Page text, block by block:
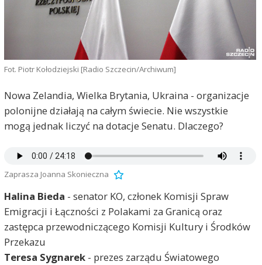
Fot. Piotr Kołodziejski [Radio Szczecin/Archiwum]
Nowa Zelandia, Wielka Brytania, Ukraina - organizacje
polonijne działają na całym świecie. Nie wszystkie
mogą jednak liczyć na dotacje Senatu. Dlaczego?
Zaprasza Joanna Skonieczna
Halina Bieda - senator KO, członek Komisji Spraw
Emigracji i Łączności z Polakami za Granicą oraz
zastępca przewodniczącego Komisji Kultury i Środków
Przekazu
Teresa Sygnarek - prezes zarządu Światowego